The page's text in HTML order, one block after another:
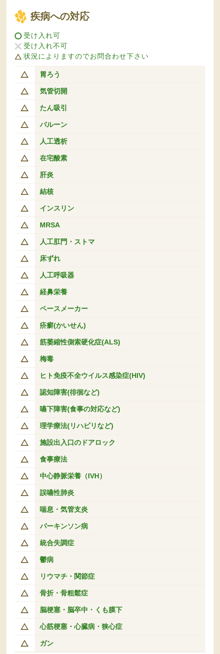
疾病への対応
受け入れ可
受け入れ不可
状況によりますのでお問合わせ下さい
胃ろう
気管切開
たん吸引
バルーン
人工透析
在宅酸素
肝炎
結核
インスリン
MRSA
人工肛門・ストマ
床ずれ
人工呼吸器
経鼻栄養
ペースメーカー
疥癬(かいせん)
筋萎縮性側索硬化症(ALS)
梅毒
ヒト免疫不全ウイルス感染症(HIV)
認知障害(徘徊など)
嚥下障害(食事の対応など)
理学療法(リハビリなど)
施設出入口のドアロック
食事療法
中心静脈栄養（IVH）
誤嚥性肺炎
喘息・気管支炎
パーキンソン病
統合失調症
鬱病
リウマチ・関節症
骨折・骨粗鬆症
脳梗塞・脳卒中・くも膜下
心筋梗塞・心臓病・狭心症
ガン